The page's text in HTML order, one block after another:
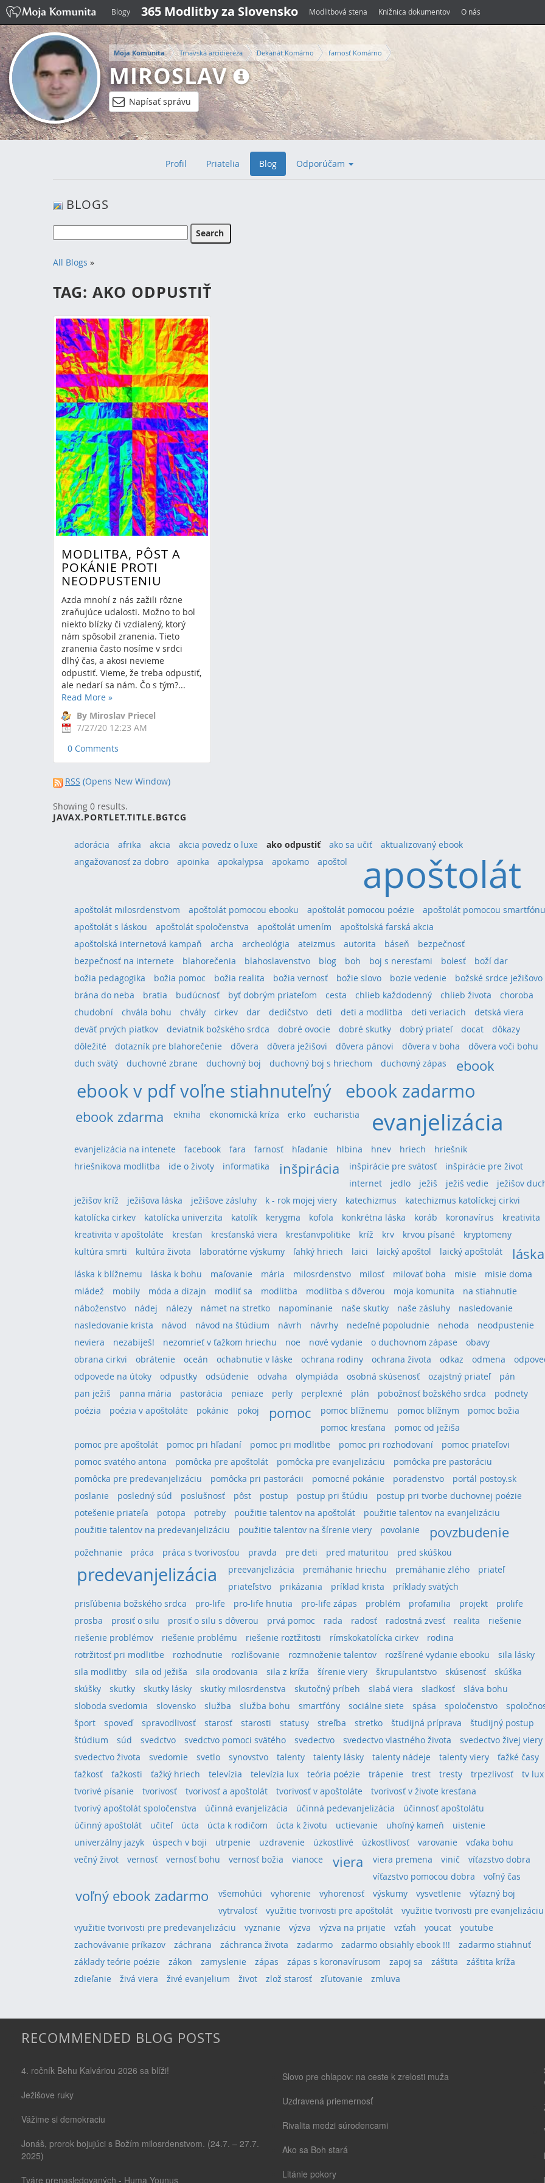
Blogy 365 Modlitby za Slovensko Modlitbová stena Knižnica dokumentov O nás
Moja Komunita Trnavská arcidiecéza Dekanát Komárno farnosť Komárno
MIROSLAV
Napísať správu
Profil Priatelia Blog Odporúčam
BLOGS
All Blogs »
TAG: AKO ODPUSTIŤ
MODLITBA, PÔST A
POKÁNIE PROTI
NEODPUSTENIU
Azda mnohí z nás zažili rôzne
zraňujúce udalosti. Možno to bol
niekto blízky či vzdialený, ktorý
nám spôsobil zranenia. Tieto
zranenia často nosíme v srdci
dlhý čas, a akosi nevieme
odpustiť. Vieme, že treba odpustiť,
ale nedarí sa nám. Čo s tým?...
Read More »
By Miroslav Priecel
7/27/20 12:23 AM
0 Comments
RSS (Opens New Window)
Showing 0 results.
JAVAX.PORTLET.TITLE.BGTCG
adorácia afrika akcia akcia povedz o luxe ako odpustiť ako sa učiť
aktualizovaný ebook
angažovanosť za dobro
apoinka apokalypsa apokamo apoštol apoštolát
apoštolát milosrdenstvom apoštolát pomocou ebooku apoštolát pomocou poézie
apoštolát pomocou smartfónu
apoštolát s láskou
apoštolát spoločenstva apoštolát umením
apoštolská farská akcia
apoštolská internetová kampaň
archa archeológia ateizmus autorita báseň
bezpečnosť
bezpečnosť na internete
blahorečenia blahoslavenstvo blog boh boj s neresťami bolesť
boží dar
božia pedagogika
božia pomoc božia realita božia vernosť božie slovo bozie vedenie
božské srdce ježišovo
brána do neba
bratia budúcnosť byť dobrým priateľom cesta chlieb každodenný chlieb života
choroba
chudobní
chvála bohu chvály cirkev dar dedičstvo deti deti a modlitba deti veriacich
detská viera
deväť prvých piatkov
deviatnik božského srdca dobré ovocie dobré skutky dobrý priateľ docat
dôkazy
dôležité
dotazník pre blahorečenie dôvera dôvera ježišovi dôvera pánovi dôvera v boha
dôvera voči bohu
duch svätý
duchovné zbrane duchovný boj duchovný boj s hriechom duchovný zápas ebook
ebook v pdf voľne stiahnuteľný ebook zadarmo
ebook zdarma ekniha ekonomická kríza erko eucharistia evanjelizácia
evanjelizácia na intenete facebook fara farnosť hľadanie hlbina hnev hriech
hriešnik
hriešnikova modlitba
ide o životy informatika inšpirácia inšpirácie pre svätosť
inšpirácie pre život
internet
jedlo ježiš ježiš vedie
ježišov
ježišov kríž
ježišova láska ježišove zásluhy k - rok mojej viery katechizmus
katechizmus katolíckej cirkvi
katolícka cirkev
katolícka univerzita katolík kerygma kofola konkrétna láska koráb koronavírus
kreativita
kreativita v apoštoláte
kresťan kresťanská viera kresťanvpolitike kríž krv krvou písané
kryptomeny
kultúra smrti
kultúra života laboratórne výskumy ľahký hriech laici laický apoštol laický apoštolát láska
láska k blížnemu láska k bohu maľovanie mária milosrdenstvo milosť milovať boha misie
misie doma
mládež
mobily móda a dizajn modliť sa modlitba modlitba s dôverou moja komunita
na stiahnutie
náboženstvo
nádej nálezy námet na stretko napomínanie naše skutky naše zásluhy
nasledovanie
nasledovanie krista
návod návod na štúdium návrh návrhy nedeľné popoludnie nehoda
neodpustenie
neviera
nezabiješ! nezomrieť v ťažkom hriechu noe nové vydanie o duchovnom zápase
obavy
obrana cirkvi
obrátenie oceán ochabnutie v láske ochrana rodiny ochrana života odkaz odmena
odpovede na útoky
odpustky odsúdenie odvaha olympiáda osobná skúsenosť ozajstný priateľ
pán
pan ježiš
panna mária pastorácia peniaze perly perplexné plán pobožnosť božského srdca
podnety
poézia
poézia v apoštoláte pokánie pokoj pomoc pomoc blížnemu pomoc blížnym
pomoc božia
pomoc kresťana
pomoc od ježiša
pomoc pre apoštolát
pomoc pri hľadaní pomoc pri modlitbe pomoc pri rozhodovaní
pomoc priateľovi
pomoc svätého antona
pomôcka pre apoštolát pomôcka pre evanjelizáciu
pomôcka pre pastoráciu
pomôcka pre predevanjelizáciu
pomôcka pri pastorácii pomocné pokánie poradenstvo
portál postoy.sk
poslanie
posledný súd poslušnosť pôst postup postup pri štúdiu
postup pri tvorbe duchovnej poézie
potešenie priateľa
potopa potreby použitie talentov na apoštolát
použitie talentov na evanjelizáciu
použitie talentov na predevanjelizáciu
použitie talentov na šírenie viery povolanie povzbudenie
požehnanie práca práca s tvorivosťou pravda pre deti pred maturitou pred skúškou
predevanjelizácia preevanjelizácia premáhanie hriechu premáhanie zlého
priateľ
priateľstvo
prikázania príklad krista
príklady svätých
prisľúbenia božského srdca
pro-life pro-life hnutia pro-life zápas problém profamilia projekt
prolife
prosba
prosiť o silu prosiť o silu s dôverou prvá pomoc rada radosť radostná zvesť realita
riešenie
riešenie problémov
riešenie problému riešenie roztžitosti rímskokatolícka cirkev
rodina
rotržitosť pri modlitbe
rozhodnutie rozlišovanie rozmnoženie talentov rozšírené vydanie ebooku
sila lásky
sila modlitby
sila od ježiša sila orodovania sila z kríža šírenie viery škrupulantstvo skúsenosť
skúška
skúšky
skutky skutky lásky skutky milosrdenstva skutočný príbeh slabá viera sladkosť
sláva bohu
sloboda svedomia
slovensko služba služba bohu smartfóny sociálne siete spása spoločenstvo
šport
spoveď spravodlivosť starosť starosti statusy streľba stretko študijná príprava
študijný postup
štúdium
súd svedctvo svedctvo pomoci svätého svedectvo svedectvo vlastného života
svedectvo živej viery
svedectvo života
svedomie svetlo synovstvo talenty talenty lásky talenty nádeje talenty viery
ťažké časy
ťažkosť
ťažkosti ťažký hriech televízia televízia lux teória poézie trápenie trest tresty trpezlivosť
tv lux
tvorivé písanie
tvorivosť tvorivosť a apoštolát tvorivosť v apoštoláte
tvorivosť v živote kresťana
tvorivý apoštolát spoločenstva
účinná evanjelizácia účinná pedevanjelizácia
účinnosť apoštolátu
účinný apoštolát
učiteľ úcta úcta k rodičom úcta k životu uctievanie uhoľný kameň
uistenie
univerzálny jazyk
úspech v boji utrpenie uzdravenie úzkostlivé úzkostlivosť varovanie
vďaka bohu
večný život
vernosť vernosť bohu vernosť božia vianoce viera viera premena vinič
víťazstvo dobra
víťazstvo pomocou dobra
voľný čas
voľný ebook zadarmo všemohúci vyhorenie vyhorenosť výskumy vysvetlenie
výťazný boj
vytrvalosť
využitie tvorivosti pre apoštolát
využitie tvorivosti pre evanjelizáciu
využitie tvorivosti pre predevanjelizáciu
vyznanie výzva výzva na prijatie vzťah youcat
youtube
zachovávanie príkazov
záchrana záchranca života zadarmo zadarmo obsiahly ebook !!!
zadarmo stiahnuť
základy teórie poézie
zákon zamyslenie zápas zápas s koronavírusom zapoj sa záštita
záštita kríža
zdieľanie
živá viera živé evanjelium život zlož starosť zľutovanie zmluva
RECOMMENDED BLOG POSTS
4. ročník Behu Kalváriou 2026 sa blíži!
Ježišove ruky
Vážime si demokraciu
Jonáš, prorok bojujúci s Božím milosrdenstvom. (24.7. – 27.7.
2025)
Tváre prenasledovaných - Huma Younus
Slovo pre chlapov: na ceste k zrelosti muža
Uzdravená priemernosť
Rivalita medzi súrodencami
Ako sa Boh stará
Litánie pokory